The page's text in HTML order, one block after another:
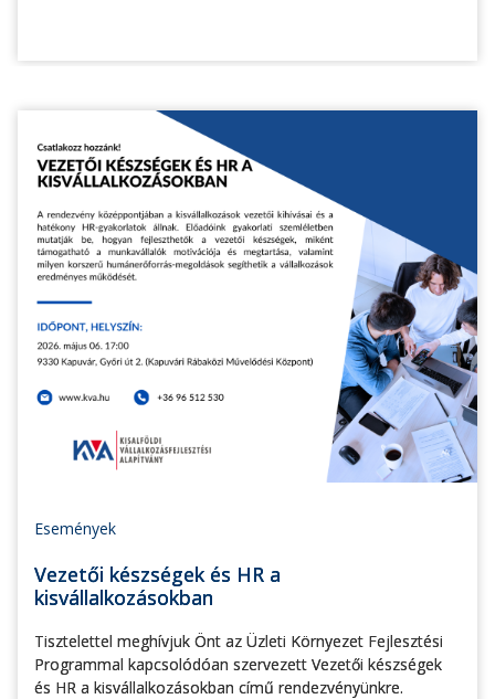
Események
Vezetői készségek és HR a
kisvállalkozásokban
Tisztelettel meghívjuk Önt az Üzleti Környezet Fejlesztési
Programmal kapcsolódóan szervezett Vezetői készségek
és HR a kisvállalkozásokban című rendezvényünkre.